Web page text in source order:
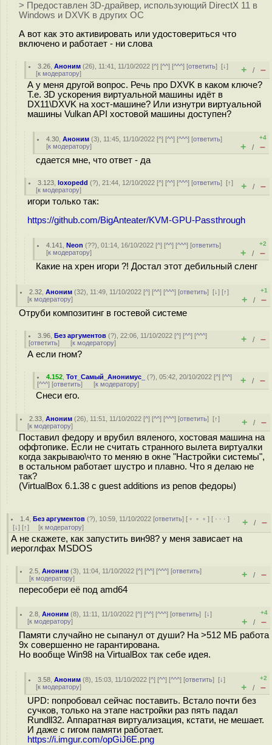
> Предоставлен 3D-драйвер, использующий DirectX 11 в
Windows и DXVK в других ОС
А вот как это активировать или удостовериться что
включено и работает - ни слова
3.26 ,Аноним (26), 11:41, 11/10/2022 [^] [^^] [^^^] [ответить][↓]
[к модератору] + / –
А у меня другой вопрос. Речь про DXVK в каком ключе?
Т.е. 3D ускорения виртуальной машины идёт в
DX11\DXVK на хост-машине? Или изнутри виртуальной
машины Vulkan API хостовой машины доступен?
4.30 ,Аноним (3), 11:45, 11/10/2022 [^] [^^] [^^^] [ответить]
[к модератору]
+4
+ / –
сдается мне, что ответ - да
3.123 ,loxopedd (?), 21:44, 12/10/2022 [^] [^^] [^^^] [ответить][↑]
[к модератору] + / –
игори только так:
https://github.com/BigAnteater/KVM-GPU-Passthrough
4.141 ,Neon (??), 01:14, 16/10/2022 [^] [^^] [^^^] [ответить]
[к модератору]
+2
+ / –
Какие на хрен игори ?! Достал этот дебильный сленг
2.32 ,Аноним (32), 11:49, 11/10/2022 [^] [^^] [^^^] [ответить][↓] [↑]
[к модератору]
+1
+ / –
Отруби композитинг в гостевой системе
3.96 ,Без аргументов (?), 22:06, 11/10/2022 [^] [^^] [^^^]
[ответить] [к модератору] + / –
А если гном?
4.152 ,Тот_Самый_Анонимус_ (?), 05:42, 20/10/2022 [^] [^^]
[^^^] [ответить] [к модератору] + / –
Снеси его.
2.33 ,Аноним (26), 11:51, 11/10/2022 [^] [^^] [^^^] [ответить][↑]
[к модератору] + / –
Поставил федору и врубил вяленого, хостовая машина на
оффтопике. Если не считать странного вылета виртуалки
когда закрываю\что то меняю в окне "Настройки системы",
в остальном работает шустро и плавно. Что я делаю не
так?
(VirtualBox 6.1.38 с guest additions из репов федоры)
1.4 ,Без аргументов (?), 10:59, 11/10/2022 [ответить] [ ﹢﹢﹢] [ · · ·]
[↓] [↑] [к модератору] + / –
А не скажете, как запустить вин98? у меня зависает на
иероглфах MSDOS
2.5 ,Аноним (3), 11:04, 11/10/2022 [^] [^^] [^^^] [ответить]
[к модератору] + / –
пересобери её под amd64
2.8 ,Аноним (8), 11:11, 11/10/2022 [^] [^^] [^^^] [ответить][↓]
[к модератору]
+4
+ / –
Памяти случайно не сыпанул от души? На >512 МБ работа
9x совершенно не гарантирована.
Но вообще Win98 на VirtualBox так себе идея.
3.58 ,Аноним (8), 15:03, 11/10/2022 [^] [^^] [^^^] [ответить][↓]
[к модератору]
+2
+ / –
UPD: попробовал сейчас поставить. Встало почти без
сучков, только на этапе настройки раз пять падал
Rundll32. Аппаратная виртуализация, кстати, не мешает.
И даже с гигом памяти работает.
https://i.imgur.com/opGiJ6E.png